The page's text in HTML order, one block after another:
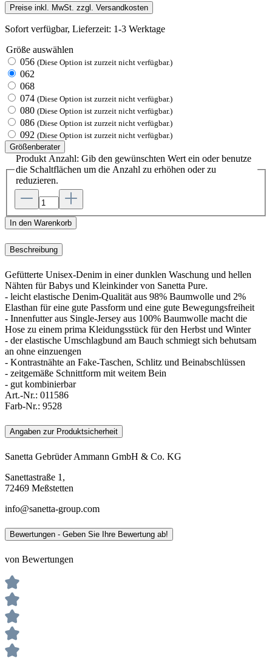
Preise inkl. MwSt. zzgl. Versandkosten
Sofort verfügbar, Lieferzeit: 1-3 Werktage
Größe auswählen
056 (Diese Option ist zurzeit nicht verfügbar.)
062
068
074 (Diese Option ist zurzeit nicht verfügbar.)
080 (Diese Option ist zurzeit nicht verfügbar.)
086 (Diese Option ist zurzeit nicht verfügbar.)
092 (Diese Option ist zurzeit nicht verfügbar.)
Größenberater
Produkt Anzahl: Gib den gewünschten Wert ein oder benutze
die Schaltflächen um die Anzahl zu erhöhen oder zu
reduzieren.
In den Warenkorb
Beschreibung
Gefütterte Unisex-Denim in einer dunklen Waschung und hellen
Nähten für Babys und Kleinkinder von Sanetta Pure.
- leicht elastische Denim-Qualität aus 98% Baumwolle und 2%
Elasthan für eine gute Passform und eine gute Bewegungsfreiheit
- Innenfutter aus Single-Jersey aus 100% Baumwolle macht die
Hose zu einem prima Kleidungsstück für den Herbst und Winter
- der elastische Umschlagbund am Bauch schmiegt sich behutsam
an ohne einzuengen
- Kontrastnähte an Fake-Taschen, Schlitz und Beinabschlüssen
- zeitgemäße Schnittform mit weitem Bein
- gut kombinierbar
Art.-Nr.: 011586
Farb-Nr.: 9528
Angaben zur Produktsicherheit
Sanetta Gebrüder Ammann GmbH & Co. KG
Sanettastraße 1,
72469 Meßstetten
info@sanetta-group.com
Bewertungen - Geben Sie Ihre Bewertung ab!
von Bewertungen